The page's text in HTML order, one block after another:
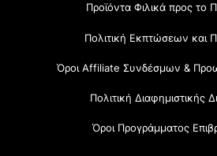
Προϊόντα Φιλικά προς το
Πολιτική Εκπτώσεων και
Όροι Affiliate Συνδέσμων &
Πολιτική Διαφημιστικής
Όροι Προγράμματος